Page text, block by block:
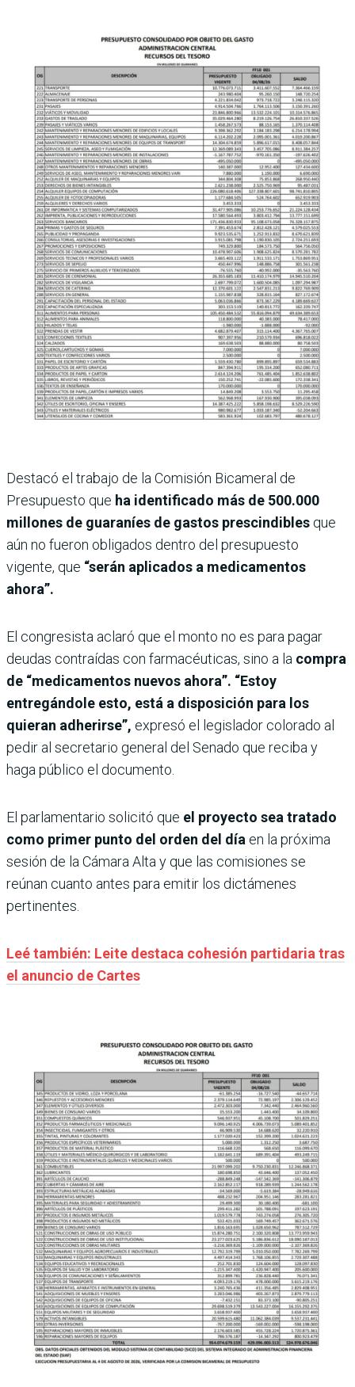
Destacó el trabajo de la Comisión Bicameral de
Presupuesto que ha identificado más de 500.000
millones de guaraníes de gastos prescindibles que
aún no fueron obligados dentro del presupuesto
vigente, que “serán aplicados a medicamentos
ahora”.
El congresista aclaró que el monto no es para pagar
deudas contraídas con farmacéuticas, sino a la compra
de “medicamentos nuevos ahora”. “Estoy
entregándole esto, está a disposición para los
quieran adherirse”, expresó el legislador colorado al
pedir al secretario general del Senado que reciba y
haga público el documento.
El parlamentario solicitó que el proyecto sea tratado
como primer punto del orden del día en la próxima
sesión de la Cámara Alta y que las comisiones se
reúnan cuanto antes para emitir los dictámenes
pertinentes.
Leé también: Leite destaca cohesión partidaria tras
el anuncio de Cartes